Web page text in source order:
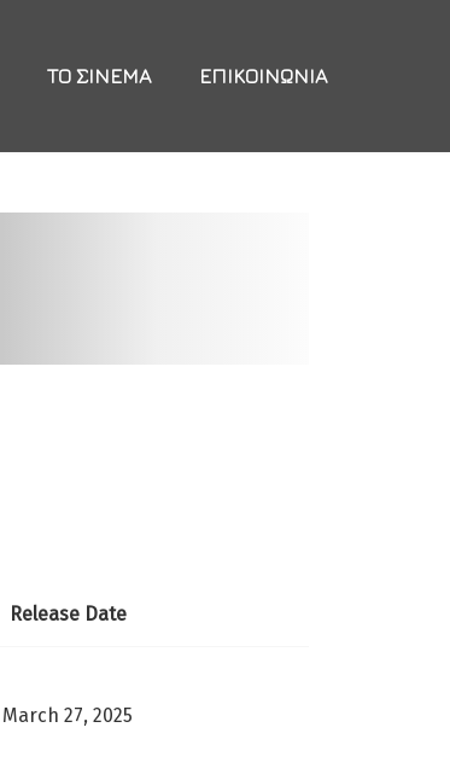
ΤΟ ΣΙΝΕΜΆ ΕΠΙΚΟΙΝΩΝΊΑ
Release Date
March 27, 2025